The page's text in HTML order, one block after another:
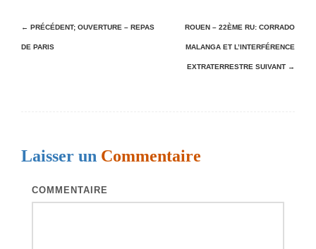
N
a
t
← PRÉCÉDENT; OUVERTURE – REPAS
DE PARIS
ROUEN – 22ÈME RU: CORRADO
MALANGA ET L’INTERFÉRENCE
EXTRATERRESTRE SUIVANT →
Laisser un Commentaire
COMMENTAIRE